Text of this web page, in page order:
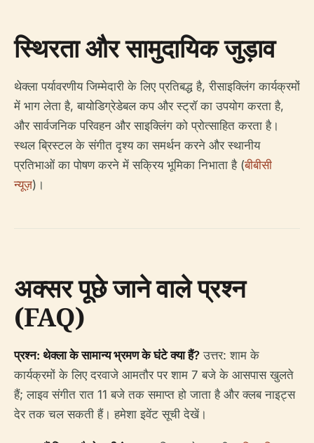
स्थिरता और सामुदायिक जुड़ाव
थेक्ला पर्यावरणीय जिम्मेदारी के लिए प्रतिबद्ध है, रीसाइक्लिंग कार्यक्रमों
में भाग लेता है, बायोडिग्रेडेबल कप और स्ट्रॉ का उपयोग करता है,
और सार्वजनिक परिवहन और साइक्लिंग को प्रोत्साहित करता है।
स्थल ब्रिस्टल के संगीत दृश्य का समर्थन करने और स्थानीय
प्रतिभाओं का पोषण करने में सक्रिय भूमिका निभाता है (बीबीसी
न्यूज़)।
अक्सर पूछे जाने वाले प्रश्न
(FAQ)
प्रश्न: थेक्ला के सामान्य भ्रमण के घंटे क्या हैं? उत्तर: शाम के
कार्यक्रमों के लिए दरवाजे आमतौर पर शाम 7 बजे के आसपास खुलते
हैं; लाइव संगीत रात 11 बजे तक समाप्त हो जाता है और क्लब नाइट्स
देर तक चल सकती हैं। हमेशा इवेंट सूची देखें।